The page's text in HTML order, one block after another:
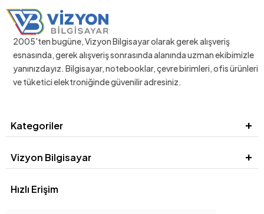
2005'ten bugüne, Vizyon Bilgisayar olarak gerek alışveriş
esnasında, gerek alışveriş sonrasında alanında uzman ekibimizle
yanınızdayız. Bilgisayar, notebooklar, çevre birimleri, ofis ürünleri
ve tüketici elektroniğinde güvenilir adresiniz.
Kategoriler
Vizyon Bilgisayar
Hızlı Erişim